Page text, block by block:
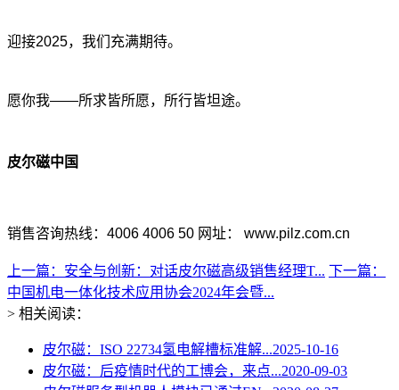
迎接2025，我们充满期待。
愿你我——所求皆所愿，所行皆坦途。
皮尔磁中国
销售咨询热线：4006 4006 50 网址： www.pilz.com.cn
上一篇：安全与创新：对话皮尔磁高级销售经理T... 下一篇：
中国机电一体化技术应用协会2024年会暨...
> 相关阅读：
皮尔磁：ISO 22734氢电解槽标准解...2025-10-16
皮尔磁：后疫情时代的工博会，来点...2020-09-03